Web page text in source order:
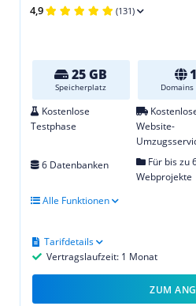
4,9 (131)
25 GB
Speicherplatz
1
Domains
Kostenlose
Testphase
Website-
6 Datenbanken
Für bis zu
Webprojekte
Alle Funktionen
Vertragslaufzeit: 1 Monat
Tarifdetails
ZUM